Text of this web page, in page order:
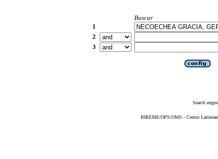
Buscar
1
2
3
Search
BIREME/OPS/OMS - Centro